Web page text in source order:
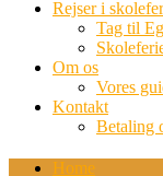
Rejser i
Tag til
Om os
Vores
Kontakt
Betaling
Home